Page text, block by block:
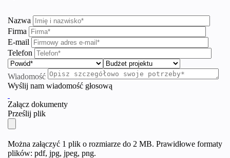
Nazwa
Firma
E-mail
Telefon
Wiadomość
Wyślij nam wiadomość głosową
Załącz dokumenty
Prześlij plik
Można załączyć 1 plik o rozmiarze do 2 MB. Prawidłowe formaty
plików: pdf, jpg, jpeg, png.